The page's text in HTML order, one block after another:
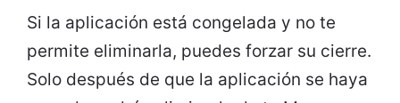
Si la aplicación está congelada y no te
permite eliminarla, puedes forzar su cierre.
Solo después de que la aplicación se haya